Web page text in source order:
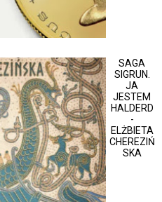
SAGA
SIGRUN.
JA
JESTEM
HALDERD
-
ELŻBIETA
CHEREZIŃ
SKA